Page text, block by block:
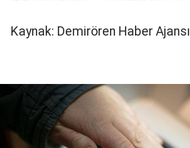
Kaynak: Demirören Haber Ajansı